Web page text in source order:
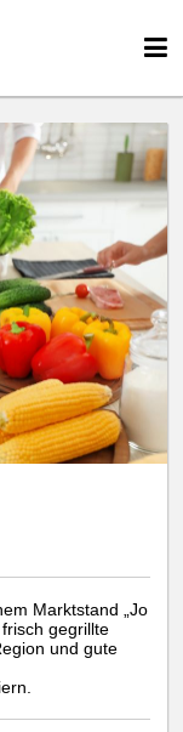
Marktstand „Jo
gegrillte
und gute